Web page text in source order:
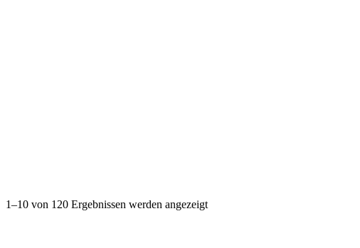
1–10 von 120 Ergebnissen werden angezeigt